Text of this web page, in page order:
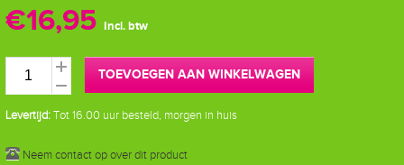
€16,95 Incl. btw
TOEVOEGEN AAN WINKELWAGEN
Levertijd:Tot 16.00 uur besteld, morgen in huis
Neem contact op over dit product